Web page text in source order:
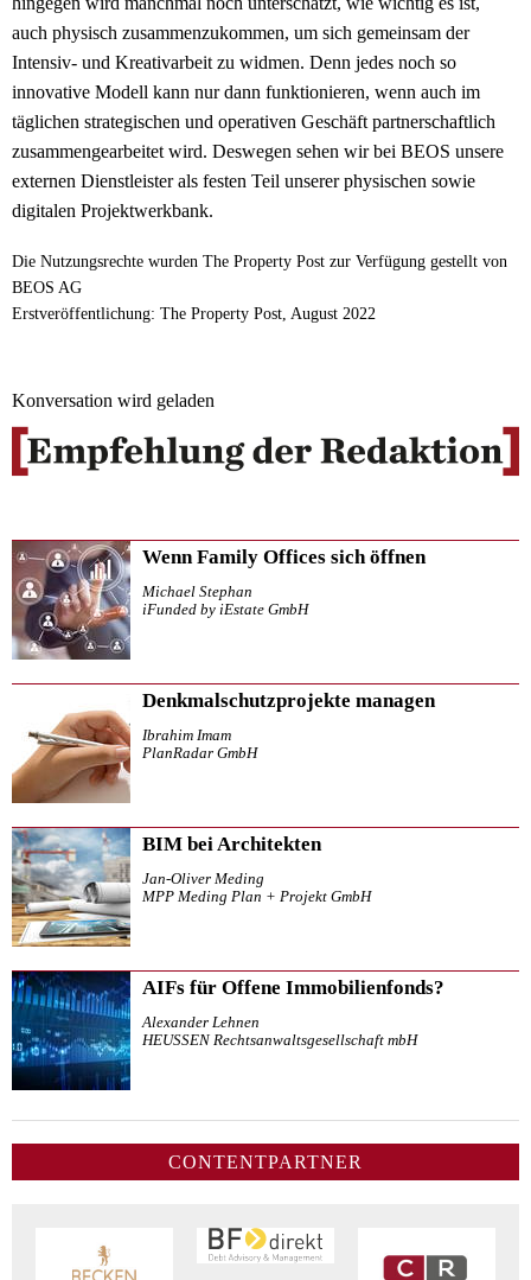
auch physisch zusammenzukommen, um sich gemeinsam der
Intensiv- und Kreativarbeit zu widmen. Denn jedes noch so
innovative Modell kann nur dann funktionieren, wenn auch im
täglichen strategischen und operativen Geschäft partnerschaftlich
zusammengearbeitet wird. Deswegen sehen wir bei BEOS unsere
externen Dienstleister als festen Teil unserer physischen sowie
digitalen Projektwerkbank.
Die Nutzungsrechte wurden The Property Post zur Verfügung gestellt von
BEOS AG
Erstveröffentlichung: The Property Post, August 2022
Konversation wird geladen
Wenn Family Offices sich öffnen
Michael Stephan
iFunded by iEstate GmbH
Denkmalschutzprojekte managen
Ibrahim Imam
PlanRadar GmbH
BIM bei Architekten
Jan-Oliver Meding
MPP Meding Plan + Projekt GmbH
AIFs für Offene Immobilienfonds?
Alexander Lehnen
HEUSSEN Rechtsanwaltsgesellschaft mbH
CONTENTPARTNER